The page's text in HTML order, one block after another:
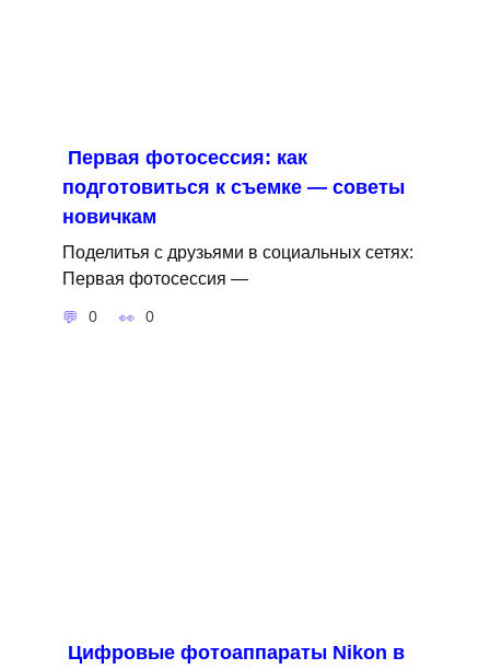
Первая фотосессия: как
подготовиться к съемке — советы
новичкам
Поделитья с друзьями в социальных сетях:
Первая фотосессия —
0 0
Цифровые фотоаппараты Nikon в